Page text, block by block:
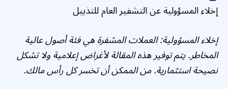
إخلاء المسؤولية عن التشفير العام للتذييل
إخلاء المسؤولية: العملات المشفرة هي فئة أصول عالية
المخاطر. يتم توفير هذه المقالة لأغراض إعلامية ولا تشكل
نصيحة استثمارية. من الممكن أن تخسر كل رأس مالك.